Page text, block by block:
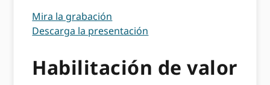
Mira la grabación
Descarga la presentación
Habilitación de valor